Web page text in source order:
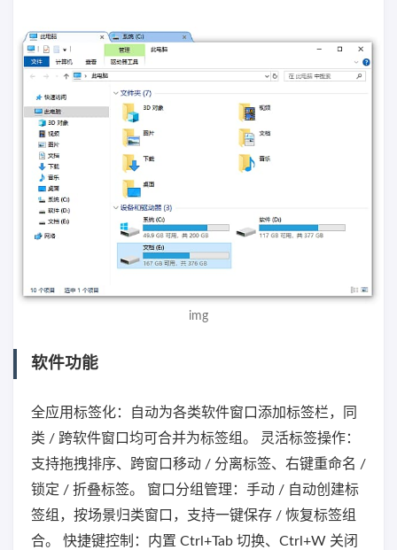
img
软件功能
全应用标签化：自动为各类软件窗口添加标签栏，同
类 / 跨软件窗口均可合并为标签组。 灵活标签操作：
支持拖拽排序、跨窗口移动 / 分离标签、右键重命名 /
锁定 / 折叠标签。 窗口分组管理：手动 / 自动创建标
签组，按场景归类窗口，支持一键保存 / 恢复标签组
合。 快捷键控制：内置 Ctrl+Tab 切换、Ctrl+W 关闭